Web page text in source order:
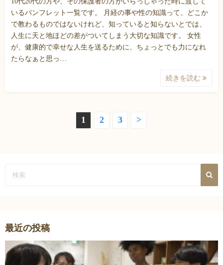
いるパンフレット一覧です。 月経の事や性の知識って、どこか
で教わるものではないけれど、知っていると知らないとでは、
人生に天と地ほどの差がついてしまう大切な知識です。 女性
が、健康的で幸せな人生を送るために、ちょっとでも力になれ
たらなぁと思っ…
続きを読む
ペ
送
り
1 2 3 >
最近の投稿